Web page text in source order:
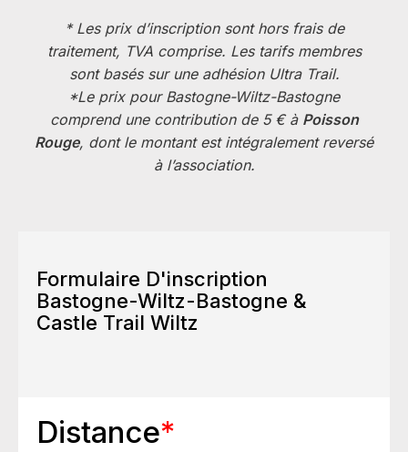
* Les prix d’inscription sont hors frais de
traitement, TVA comprise. Les tarifs membres
sont basés sur une adhésion Ultra Trail.
*Le prix pour Bastogne-Wiltz-Bastogne
comprend une contribution de 5 € à Poisson
Rouge, dont le montant est intégralement reversé
à l’association.
Formulaire D'inscription
Bastogne-Wiltz-Bastogne &
Castle Trail Wiltz
Distance*